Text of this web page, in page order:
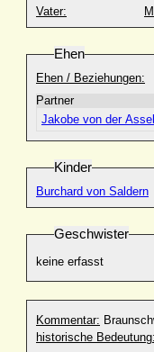
Vater:
Ehen
Ehen / Beziehungen:
Partner
Jakobe von der
Kinder
Burchard von Saldern
Geschwister
keine erfasst
Kommentar:
historische